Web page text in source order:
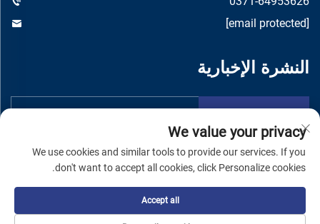
[email protected]
النشرة الإخبارية
حقوق النشر © شركة تشنغتشو يواندونغ لتصنيع الماكينات المحدودة -
We value your privacy
We use cookies and similar tools to provide our services. If you
don't want to accept all cookies, click Personalize cookies.
Accept all